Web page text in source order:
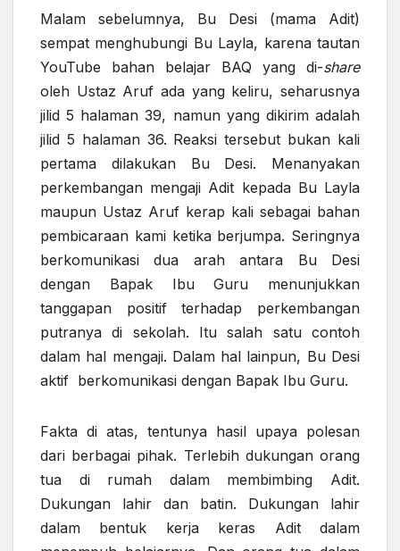
Malam sebelumnya, Bu Desi (mama Adit)
sempat menghubungi Bu Layla, karena tautan
YouTube bahan belajar BAQ yang di-share
oleh Ustaz Aruf ada yang keliru, seharusnya
jilid 5 halaman 39, namun yang dikirim adalah
jilid 5 halaman 36. Reaksi tersebut bukan kali
pertama dilakukan Bu Desi. Menanyakan
perkembangan mengaji Adit kepada Bu Layla
maupun Ustaz Aruf kerap kali sebagai bahan
pembicaraan kami ketika berjumpa. Seringnya
berkomunikasi dua arah antara Bu Desi
dengan Bapak Ibu Guru menunjukkan
tanggapan positif terhadap perkembangan
putranya di sekolah. Itu salah satu contoh
dalam hal mengaji. Dalam hal lainpun, Bu Desi
aktif berkomunikasi dengan Bapak Ibu Guru.
Fakta di atas, tentunya hasil upaya polesan
dari berbagai pihak. Terlebih dukungan orang
tua di rumah dalam membimbing Adit.
Dukungan lahir dan batin. Dukungan lahir
dalam bentuk kerja keras Adit dalam